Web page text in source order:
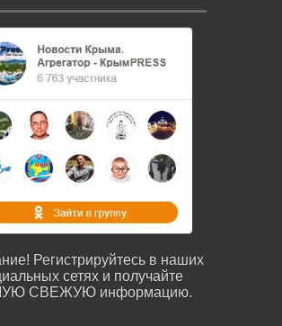
Регистрируйтесь в наших
сетях и получайте
СВЕЖУЮ информацию.